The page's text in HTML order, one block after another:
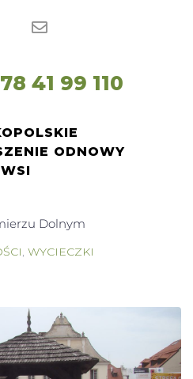
ODNOWY
WSI
78 41 99 110
Dolnym
, WYCIECZKI